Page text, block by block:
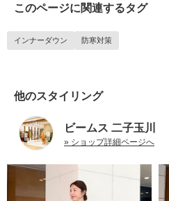
このページに関連するタグ
インナーダウン 防寒対策
他のスタイリング
ビームス 二子玉川
» ショップ詳細ページへ